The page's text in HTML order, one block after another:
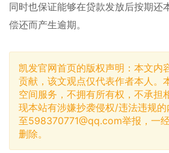
同时也保证能够在贷款发放后按期还
偿还而产生逾期。
凯发官网首页的版权声明：本文内
贡献，该文观点仅代表作者本人。
空间服务，不拥有所有权，不承担
现本站有涉嫌抄袭侵权/违法违规
至598370771@qq.com举报，一
删除。